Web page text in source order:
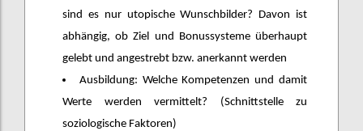
sind es nur utopische Wunschbilder? Davon ist
abhängig, ob Ziel und Bonussysteme überhaupt
gelebt und angestrebt bzw. anerkannt werden
Ausbildung: Welche Kompetenzen und damit
Werte werden vermittelt? (Schnittstelle zu
soziologische Faktoren)